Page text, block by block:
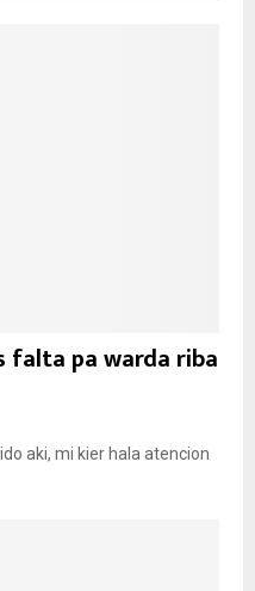
falta pa warda riba
aki, mi kier hala atencion